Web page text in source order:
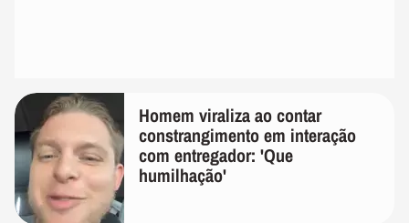
Homem viraliza ao contar
constrangimento em interação
com entregador: 'Que
humilhação'